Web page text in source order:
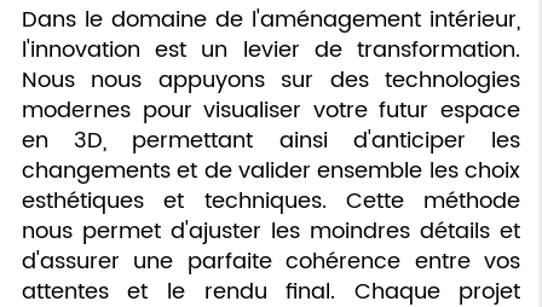
Dans le domaine de l'aménagement intérieur,
l'innovation est un levier de transformation.
Nous nous appuyons sur des technologies
modernes pour visualiser votre futur espace
en 3D, permettant ainsi d'anticiper les
changements et de valider ensemble les choix
esthétiques et techniques. Cette méthode
nous permet d'ajuster les moindres détails et
d'assurer une parfaite cohérence entre vos
attentes et le rendu final. Chaque projet